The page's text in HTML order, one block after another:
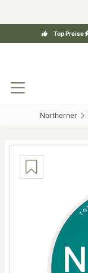
Top Preise
Northerner‎